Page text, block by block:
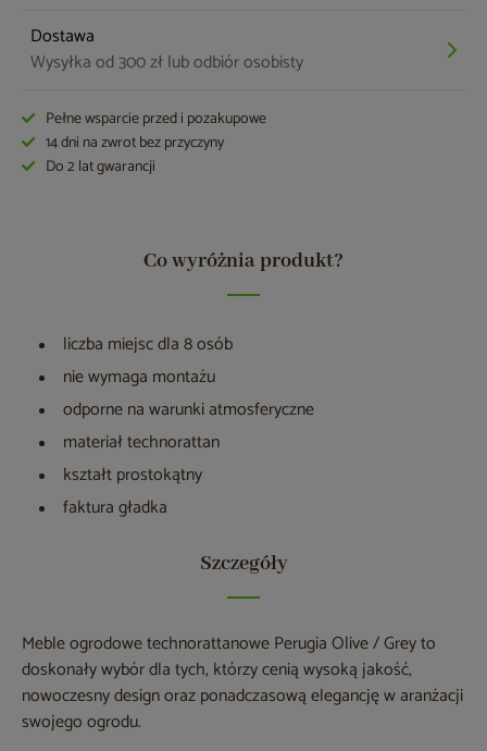
Dostawa
Wysyłka od 300 zł lub odbiór osobisty
Pełne wsparcie przed i pozakupowe
14 dni na zwrot bez przyczyny
Do 2 lat gwarancji
Co wyróżnia produkt?
liczba miejsc dla 8 osób
nie wymaga montażu
odporne na warunki atmosferyczne
materiał technorattan
kształt prostokątny
faktura gładka
Szczegóły
Meble ogrodowe technorattanowe Perugia Olive / Grey to
doskonały wybór dla tych, którzy cenią wysoką jakość,
nowoczesny design oraz ponadczasową elegancję w aranżacji
swojego ogrodu.